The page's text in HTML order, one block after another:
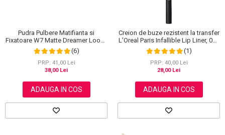
Pudra Pulbere Matifianta si
Fixatoare W7 Matte Dreamer Loose
Powder - Classy Cameo, 20g
(6)
PRP: 41,00 Lei
38,00 Lei
ADAUGA IN COS
Creion de buze rezistent la transfer
L'Oreal Paris Infallible Lip Liner, 001
Highlight On Point
(1)
PRP: 40,00 Lei
28,00 Lei
ADAUGA IN COS